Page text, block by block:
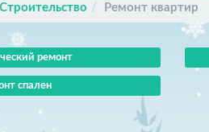
Строительство Ремонт квартир
ремонт
спален